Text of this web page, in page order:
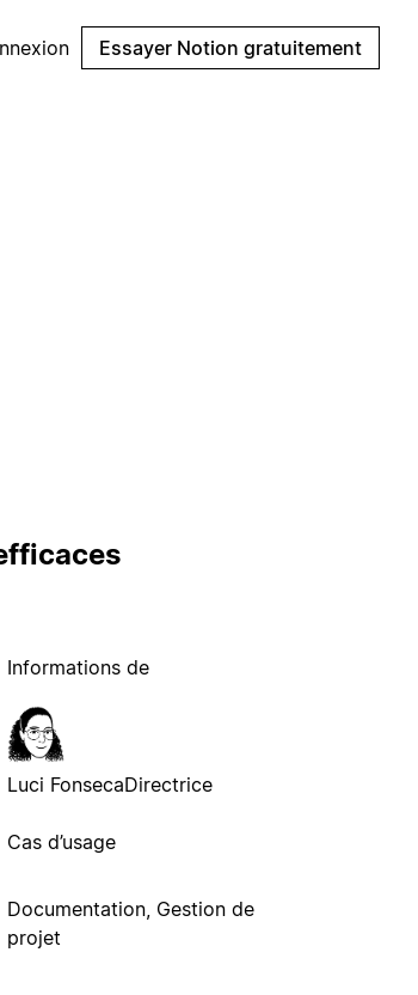
Essayer Notion gratuitement
Informations de
Luci FonsecaDirectrice
Cas d’usage
Documentation, Gestion de
projet